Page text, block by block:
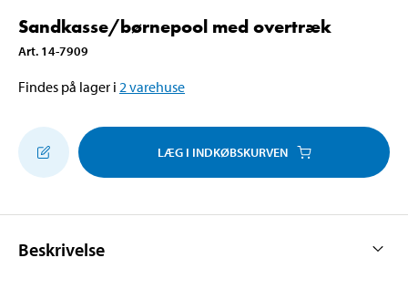
Sandkasse/børnepool med overtræk
Art. 14-7909
Findes på lager i 2 varehuse
LÆG I INDKØBSKURVEN
Beskrivelse